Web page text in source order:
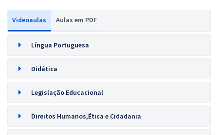
Videoaulas Aulas em PDF
Língua Portuguesa
Didática
Legislação Educacional
Direitos Humanos,Ética e Cidadania